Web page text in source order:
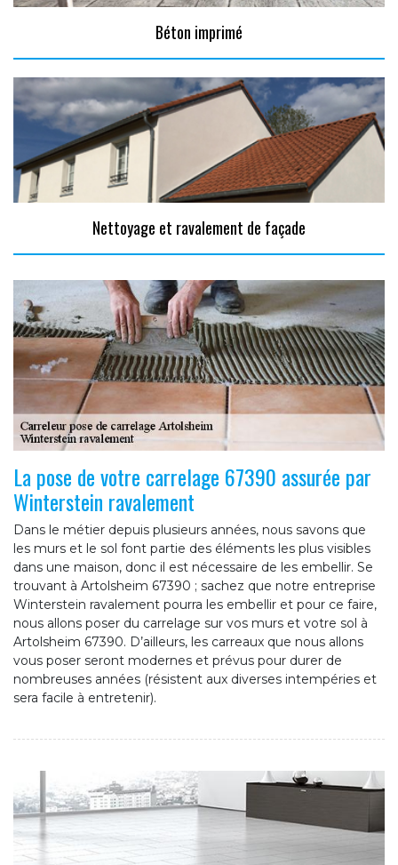
Béton imprimé
Nettoyage et ravalement de façade
La pose de votre carrelage 67390 assurée par
Winterstein ravalement
Dans le métier depuis plusieurs années, nous savons que
les murs et le sol font partie des éléments les plus visibles
dans une maison, donc il est nécessaire de les embellir. Se
trouvant à Artolsheim 67390 ; sachez que notre entreprise
Winterstein ravalement pourra les embellir et pour ce faire,
nous allons poser du carrelage sur vos murs et votre sol à
Artolsheim 67390. D’ailleurs, les carreaux que nous allons
vous poser seront modernes et prévus pour durer de
nombreuses années (résistent aux diverses intempéries et
sera facile à entretenir).